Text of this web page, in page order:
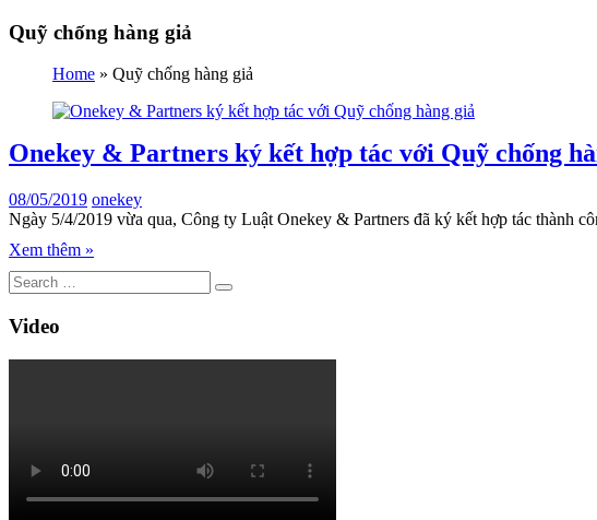
Quỹ chống hàng giả
Home » Quỹ chống hàng giả
Onekey & Partners ký kết hợp tác với Quỹ chống
08/05/2019 onekey
Ngày 5/4/2019 vừa qua, Công ty Luật Onekey & Partners đã ký kết hợp tác thành
Xem thêm »
Video